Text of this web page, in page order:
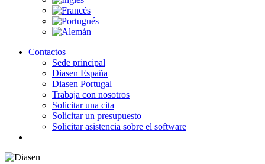
Contactos
Sede principal
Diasen España
Diasen Portugal
Trabaja con nosotros
Solicitar una cita
Solicitar un presupuesto
Solicitar asistencia sobre el software